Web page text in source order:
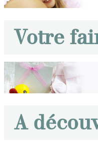
Votre
A